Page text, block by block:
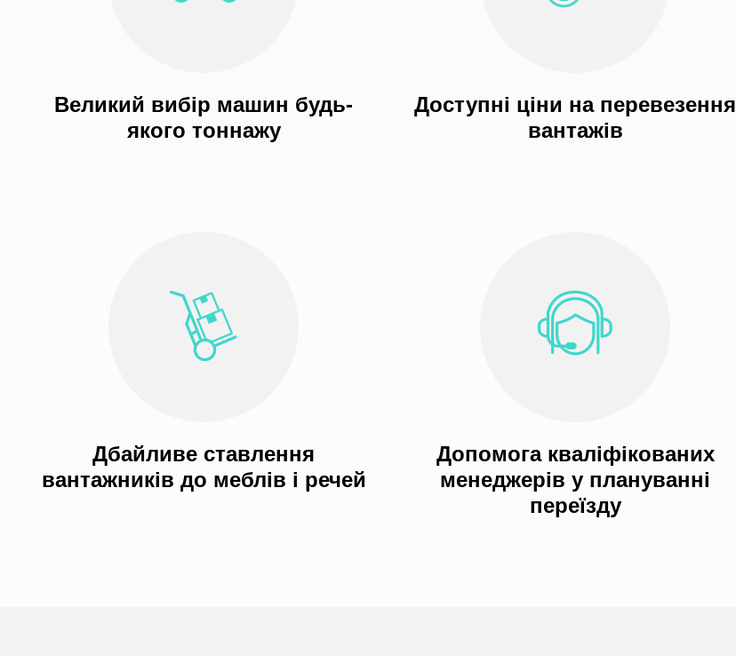
Великий вибір машин будь-
якого тоннажу
Доступні ціни на перевезення
вантажів
Дбайливе ставлення
вантажників до меблів і речей
Допомога кваліфікованих
менеджерів у плануванні
переїзду